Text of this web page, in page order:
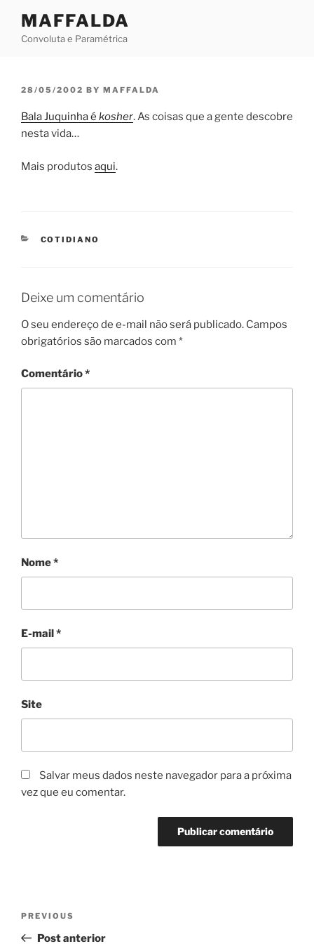
content
MAFFALDA
Convoluta e Paramétrica
POSTED
28/05/2002 BY MAFFALDA
Bala Juquinha é kosher. As coisas que a gente descobre
nesta vida…
Mais produtos aqui.
CATEGORIES
COTIDIANO
Deixe um comentário
O seu endereço de e-mail não será publicado. Campos
obrigatórios são marcados com *
Comentário*
Nome*
E-mail*
Site
Salvar meus dados neste navegador para a próxima
vez que eu comentar.
Previous
Post
PREVIOUS
Post anterior